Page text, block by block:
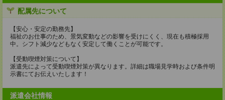
配属先について
【安心・安定の勤務先】
福祉のお仕事のため、景気変動などの影響を受けにくく、現在も積極採用
中。シフト減少などもなく安定して働くことが可能です。
【受動喫煙対策について】
派遣先によって受動喫煙対策が異なります。詳細は職場見学時および条件明
示書にてお伝えいたします！
派遣会社情報